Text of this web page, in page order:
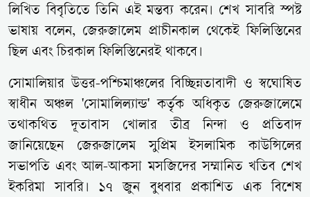
লিখিত বিবৃতিতে তিনি এই মন্তব্য করেন। শেখ সাবরি স্পষ্ট
ভাষায় বলেন, জেরুজালেম প্রাচীনকাল থেকেই ফিলিস্তিনের
ছিল এবং চিরকাল ফিলিস্তিনেরই থাকবে।
সোমালিয়ার উত্তর-পশ্চিমাঞ্চলের বিচ্ছিন্নতাবাদী ও স্বঘোষিত
স্বাধীন অঞ্চল 'সোমালিল্যান্ড' কর্তৃক অধিকৃত জেরুজালেমে
তথাকথিত দূতাবাস খোলার তীব্র নিন্দা ও প্রতিবাদ
জানিয়েছেন জেরুজালেম সুপ্রিম ইসলামিক কাউন্সিলের
সভাপতি এবং আল-আকসা মসজিদের সম্মানিত খতিব শেখ
ইকরিমা সাবরি। ১৭ জুন বুধবার প্রকাশিত এক বিশেষ